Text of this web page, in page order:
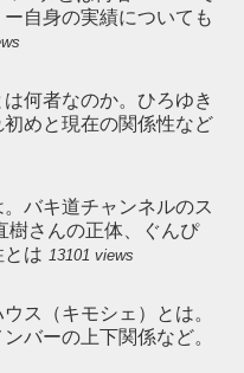
自身の実績についても
何者なのか。ひろゆき
初めと現在の関係性など
バキ道チャンネルのス
樹さんの正体、ぐんぴ
とは 13101 views
ス（キモシェ）とは。
バーの上下関係など。